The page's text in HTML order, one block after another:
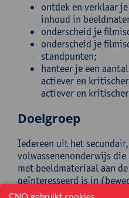
ontdek en verklaar
inhoud in
onderscheid je
onderscheid je
standpunten;
hanteer je een
actiever en
actiever en
Doelgroep
Iedereen uit het
volwassenenonderwijs
met beeldmateriaal aan
geïnteresseerd is in
voorkennis is vereist.